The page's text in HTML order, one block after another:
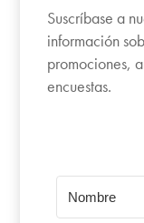
Suscríbase a
información
promociones,
encuestas.